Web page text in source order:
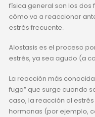
física general son los
cómo va a reaccionar
estrés frecuente.
Alostasis es el proceso
estrés, ya sea agudo (a
La reacción más
fuga” que surge cuando
caso, la reacción al
hormonas (por ejemplo,